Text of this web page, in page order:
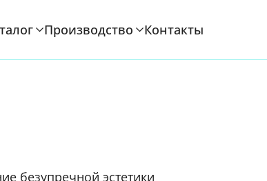
Производство Контакты
безупречной эстетики